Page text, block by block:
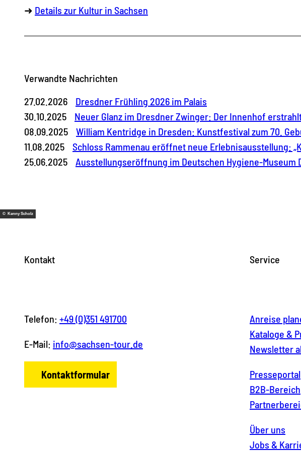
➜ Details zur Kultur in Sachsen
Verwandte Nachrichten
27.02.2026
Dresdner Frühling 2026 im Palais
30.10.2025
Neuer Glanz im Dresdner Zwinger: Der Innenhof
08.09.2025
William Kentridge in Dresden: Kunstfestival zum 70.
11.08.2025
Schloss Rammenau eröffnet neue Erlebnisausstellung:
25.06.2025
Ausstellungseröffnung im Deutschen Hygiene-Museum
© Kenny Scholz
Kontakt
Telefon: +49 (0)351 491700
E-Mail: info@sachsen-tour.de
Kontaktformular
Service
Anreise
Kataloge &
Newsletter
Presseportal
B2B-Bereich
Über uns
Jobs &